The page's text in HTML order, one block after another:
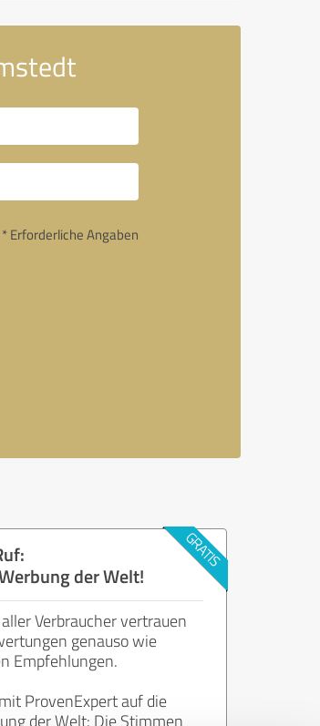
* Erforderliche Angaben
der Welt!
Verbraucher vertrauen
genauso wie
Empfehlungen.
ProvenExpert auf die
der Welt: Die Stimmen